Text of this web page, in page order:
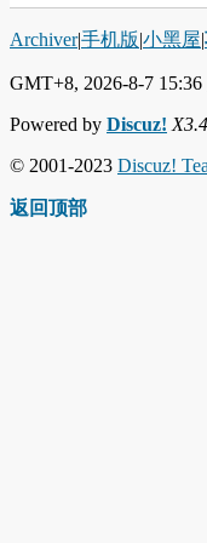
Archiver|手机版|小黑屋|
GMT+8, 2026-8-7 15:36
Powered by Discuz! X3.4
© 2001-2023 Discuz!
返回顶部